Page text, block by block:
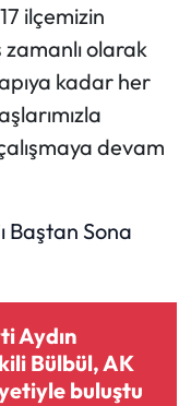
ilçemizin
zamanlı olarak
kadar her
devam
Aydın
Bülbül, AK
buluştu